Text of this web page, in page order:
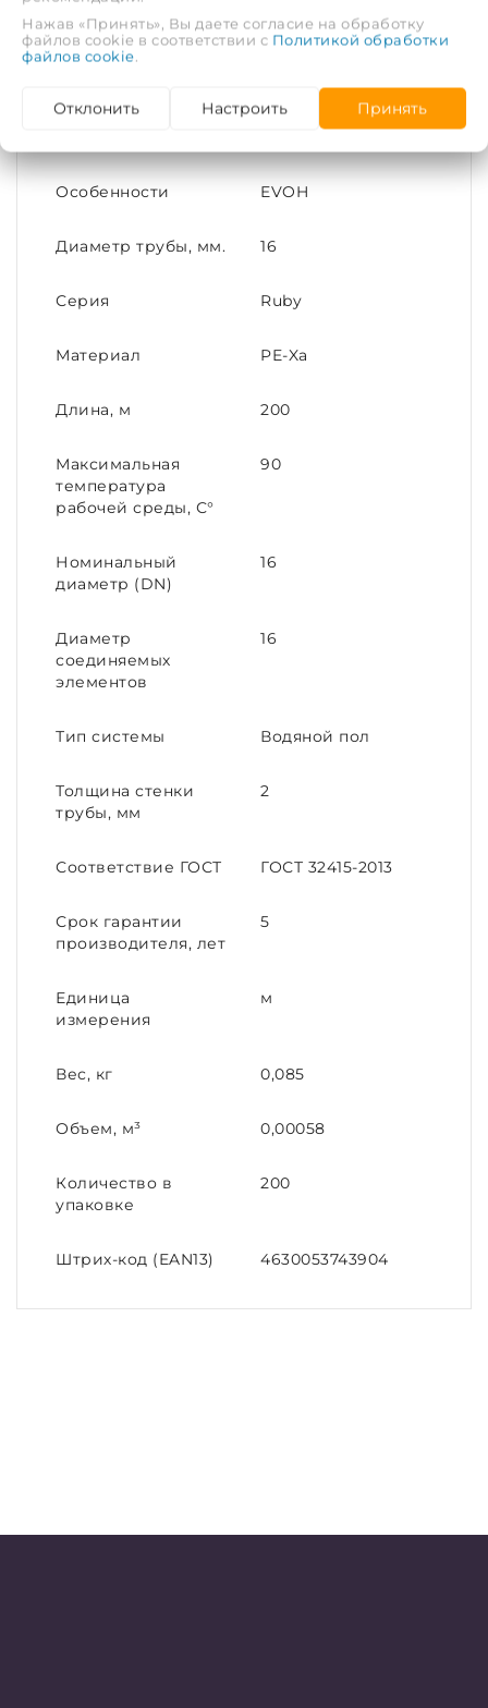
Состав поставки:
Труба из сшитого полиэтилена STI PE-Xa
ХАРАКТЕРИСТИКИ
Особенности EVOH
Диаметр трубы, мм. 16
Серия Ruby
Материал PE-Xa
Длина, м 200
Максимальная
температура
рабочей среды, С°
90
Номинальный
диаметр (DN)
16
Диаметр
соединяемых
элементов
16
Тип системы Водяной пол
Толщина стенки
трубы, мм
2
Соответствие ГОСТ ГОСТ 32415-2013
Срок гарантии
производителя, лет
5
Единица
измерения
м
Вес, кг 0,085
Объем, м³ 0,00058
Количество в
упаковке
200
Штрих-код (EAN13) 4630053743904
Нажав «Принять», Вы даете согласие на обработку
файлов cookie в соответствии с Политикой обработки
файлов cookie.
Отклонить Настроить Принять